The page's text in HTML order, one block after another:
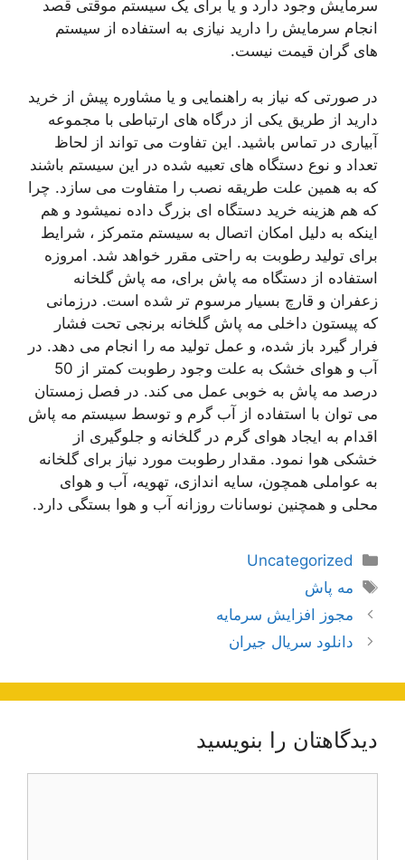
سرمایش وجود دارد و یا برای یک سیستم موقتی قصد
انجام سرمایش را دارید نیازی به استفاده از سیستم
های گران قیمت نیست.
در صورتی که نیاز به راهنمایی و یا مشاوره پیش از خرید
دارید از طریق یکی از درگاه های ارتباطی با مجموعه
آبیاری در تماس باشید. این تفاوت می تواند از لحاظ
تعداد و نوع دستگاه های تعبیه شده در این سیستم باشند
که به همین علت طریقه نصب را متفاوت می سازد. چرا
که هم هزینه خرید دستگاه ای بزرگ داده نمیشود و هم
اینکه به دلیل امکان اتصال به سیستم متمرکز ، شرایط
برای تولید رطوبت به راحتی مقرر خواهد شد. امروزه
استفاده از دستگاه مه پاش برای، مه پاش گلخانه
زعفران و قارچ بسیار مرسوم تر شده است. درزمانی
که پیستون داخلی مه پاش گلخانه برنجی تحت فشار
فرار گیرد باز شده، و عمل تولید مه را انجام می دهد. در
آب و هوای خشک به علت وجود رطوبت کمتر از 50
درصد مه پاش به خوبی عمل می کند. در فصل زمستان
می توان با استفاده از آب گرم و توسط سیستم مه پاش
اقدام به ایجاد هوای گرم در گلخانه و جلوگیری از
خشکی هوا نمود. مقدار رطوبت مورد نیاز برای گلخانه
به عواملی همچون، سایه اندازی، تهویه، آب و هوای
محلی و همچنین نوسانات روزانه آب و هوا بستگی دارد.
دسته‌ها
Uncategorized
برچسب‌ها
مه پاش
ناوبری
نوشته‌ها
مجوز افزایش سرمایه
دانلود سریال جیران
دیدگاهتان را بنویسید